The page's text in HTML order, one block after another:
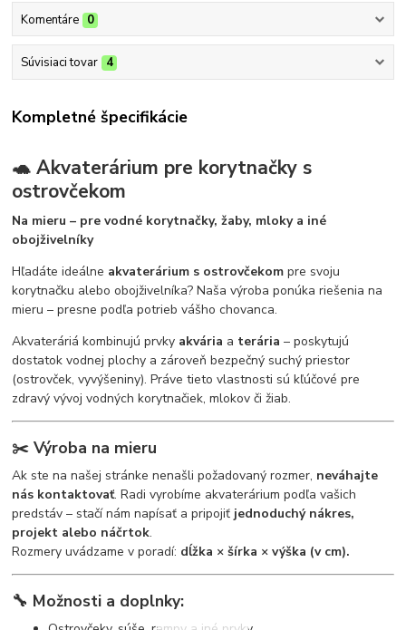
Komentáre 0
Súvisiaci tovar 4
Kompletné špecifikácie
🐢 Akvaterárium pre korytnačky s
ostrovčekom
Na mieru – pre vodné korytnačky, žaby, mloky a iné
obojživelníky
Hľadáte ideálne akvaterárium s ostrovčekom pre svoju
korytnačku alebo obojživelníka? Naša výroba ponúka riešenia na
mieru – presne podľa potrieb vášho chovanca.
Akvateráriá kombinujú prvky akvária a terária – poskytujú
dostatok vodnej plochy a zároveň bezpečný suchý priestor
(ostrovček, vyvýšeniny). Práve tieto vlastnosti sú kľúčové pre
zdravý vývoj vodných korytnačiek, mlokov či žiab.
✂️Výroba na mieru
Ak ste na našej stránke nenašli požadovaný rozmer, neváhajte
nás kontaktovať. Radi vyrobíme akvaterárium podľa vašich
predstáv – stačí nám napísať a pripojiť jednoduchý nákres,
projekt alebo náčrtok.
Rozmery uvádzame v poradí: dĺžka × šírka × výška (v cm).
🔧 Možnosti a doplnky: